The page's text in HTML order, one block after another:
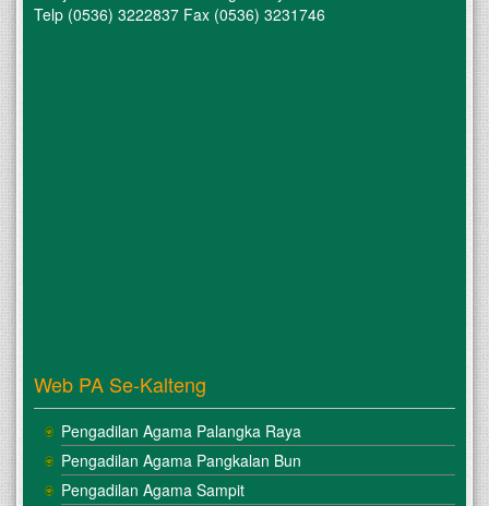
Telp (0536) 3222837 Fax (0536) 3231746
Web PA Se-Kalteng
Pengadilan Agama Palangka Raya
Pengadilan Agama Pangkalan Bun
Pengadilan Agama Sampit